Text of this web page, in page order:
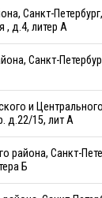
Санкт-
, д.4, литер А
Санкт-
и
д.22/15, лит А
района, Санкт-
Б